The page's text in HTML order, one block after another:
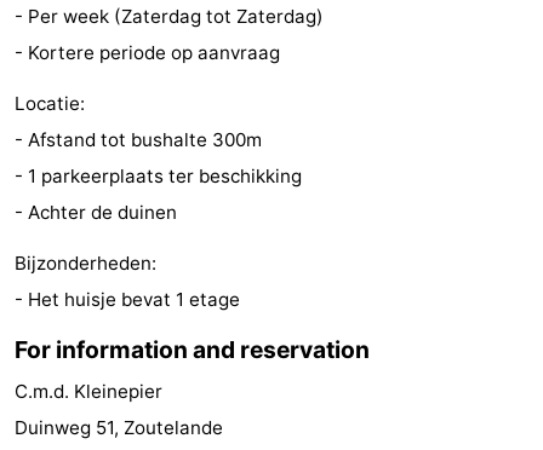
Churches
Lighthouses
-
points
-
Playgrounds
-
Indoor
playgrounds
-
Bowling
Wellness
- Per week (Zaterdag tot Zaterdag)
- Kortere periode op aanvraag
Locatie:
- Afstand tot bushalte 300m
- 1 parkeerplaats ter beschikking
- Achter de duinen
Bijzonderheden:
- Het huisje bevat 1 etage
For information and reservation
C.m.d. Kleinepier
Duinweg 51, Zoutelande